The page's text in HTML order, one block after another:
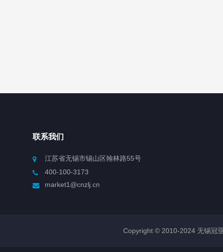
联系我们
江苏省无锡市锡山区翰林路55号
400-100-3173
market1@cnzlj.cn
Copyright © 2010-2024 无锡冠